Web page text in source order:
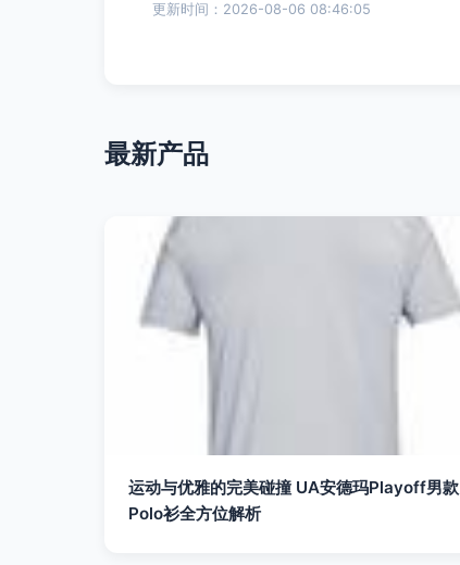
更新时间：2026-08-06 08:46:05
最新产品
运动与优雅的完美碰撞 UA安德玛Playoff男款
Polo衫全方位解析